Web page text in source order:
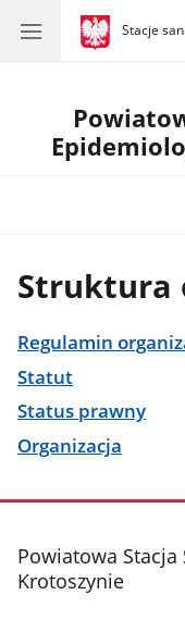
gov.pl
Stacje
gov.pl
Stacje
Struktura
Regulamin
Statut
Status prawny
Organizacja
stopka
Powiatowa
Krotoszynie